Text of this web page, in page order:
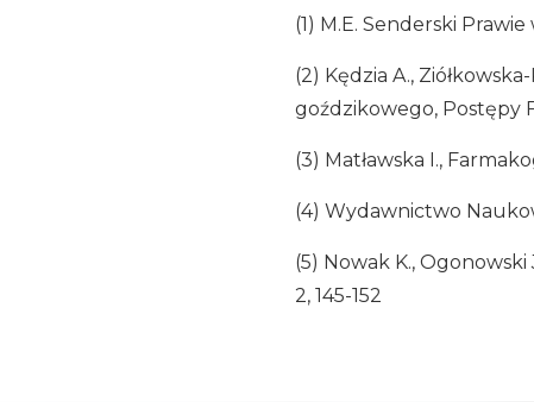
(1) M.E. Senderski
(2) Kędzia A.,
goździkowego, Postępy
(3) Matławska I.,
(4) Wydawnictwo
(5) Nowak K., Ogonowski
2, 145-152